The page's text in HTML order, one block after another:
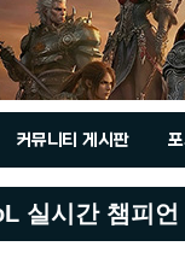
커뮤니티 게시판
실시간 챔피언